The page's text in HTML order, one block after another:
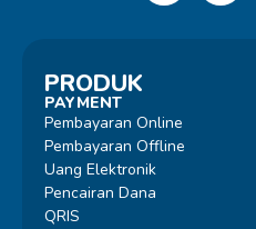
PRODUK
PAYMENT
Pembayaran Online
Pembayaran Offline
Uang Elektronik
Pencairan Dana
QRIS